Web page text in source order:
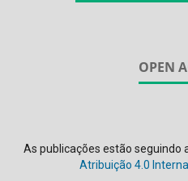
OPEN
As publicações estão seguindo
Atribuição 4.0